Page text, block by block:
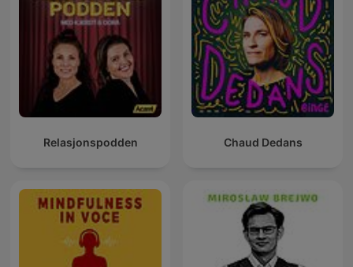
Relasjonspodden Chaud Dedans